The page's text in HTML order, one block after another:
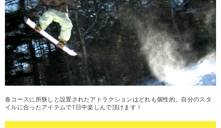
各コースに所狭しと設置されたアトラクションはどれも個性的。自分のスタ
イルに合ったアイテムで1日中楽しんで頂けます！